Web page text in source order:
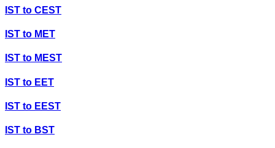
IST to CEST
IST to MET
IST to MEST
IST to EET
IST to EEST
IST to BST